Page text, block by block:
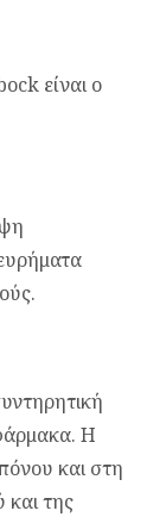
είναι ο
Η
και στη
και της